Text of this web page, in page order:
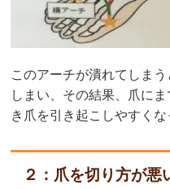
このアーチが潰れてしま
しまい、その結果、爪に
き爪を引き起こしやすくな
２：爪を切り方が悪